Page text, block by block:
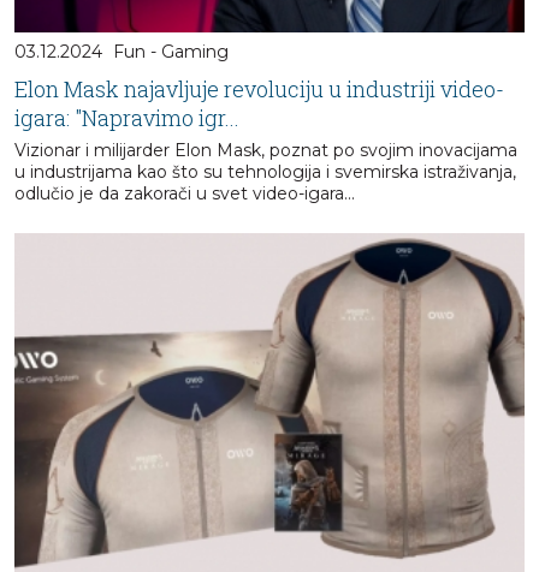
03.12.2024 Fun - Gaming
Elon Mask najavljuje revoluciju u industriji video-
igara: "Napravimo igr...
Vizionar i milijarder Elon Mask, poznat po svojim inovacijama
u industrijama kao što su tehnologija i svemirska istraživanja,
odlučio je da zakorači u svet video-igara...